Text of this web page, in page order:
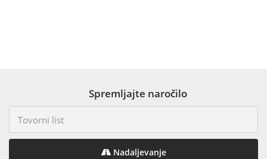
Spremljajte naročilo
Nadaljevanje